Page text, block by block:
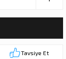
Tavsiye Et